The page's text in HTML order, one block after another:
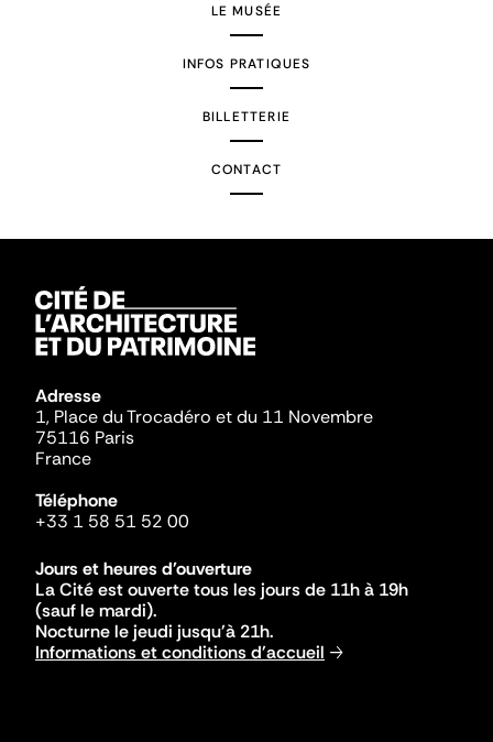
LE MUSÉE
INFOS PRATIQUES
BILLETTERIE
CONTACT
Adresse
1, Place du Trocadéro et du 11 Novembre
75116 Paris
France
Téléphone
+33 1 58 51 52 00
Jours et heures d'ouverture
La Cité est ouverte tous les jours de 11h à 19h
(sauf le mardi).
Nocturne le jeudi jusqu'à 21h.
Informations et conditions d'accueil